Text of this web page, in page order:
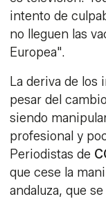
intento de
no lleguen las
Europea".
La deriva de los
pesar del
siendo
profesional y
Periodistas de
que cese la
andaluza, que